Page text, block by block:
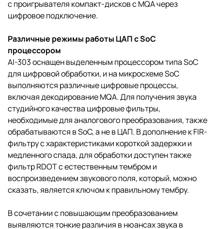
с проигрывателя компакт-дисков с MQA через
цифровое подключение.
Различные режимы работы ЦАП с SoC
процессором
AI-303 оснащен выделенным процессором типа SoC
для цифровой обработки, и на микросхеме SoC
выполняются различные цифровые процессы,
включая декодирование MQA. Для получения звука
студийного качества цифровые фильтры,
необходимые для аналогового преобразования, также
обрабатываются в SoC, а не в ЦАП. В дополнение к FIR-
фильтру с характеристиками короткой задержки и
медленного спада, для обработки доступен также
фильтр RDOT с естественным тембром и
воспроизведением звукового поля, который, можно
сказать, является ключом к правильному тембру.
В сочетании с повышающим преобразованием
выявляются тонкие различия в нюансах звука в